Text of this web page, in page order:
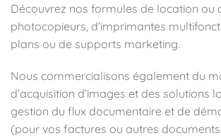
Découvrez nos formules de location ou
photocopieurs, d’imprimantes
plans ou de supports marketing.
Nous commercialisons également du
d’acquisition d’images et des solutions
gestion du flux documentaire et de
(pour vos factures ou autres